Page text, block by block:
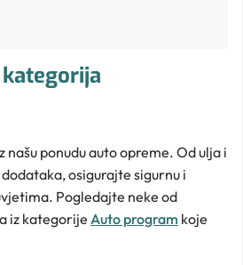
našu ponudu auto opreme. Od ulja i
osigurajte sigurnu i
Pogledajte neke od
iz kategorije Auto program koje